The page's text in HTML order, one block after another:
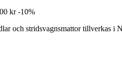
kr -10%
och stridsvagnsmattor tillverkas i